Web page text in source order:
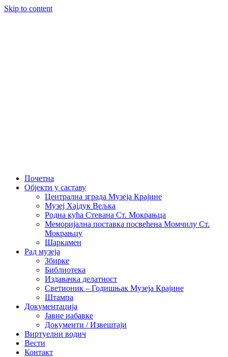
Skip to content
Почетна
Објекти у саставу
Централна зграда Музеја Крајине
Музеј Хајдук Вељка
Родна кућа Стевана Ст. Мокрањца
Меморијална поставка посвећена Момчилу Ст.
Мокрањцу
Шаркамен
Рад музеја
Збирке
Библиотека
Издавачка делатност
Светионик – Годишњак Музеја Крајине
Штампа
Документација
Јавне набавке
Документи / Извештаји
Виртуелни водич
Вести
Контакт